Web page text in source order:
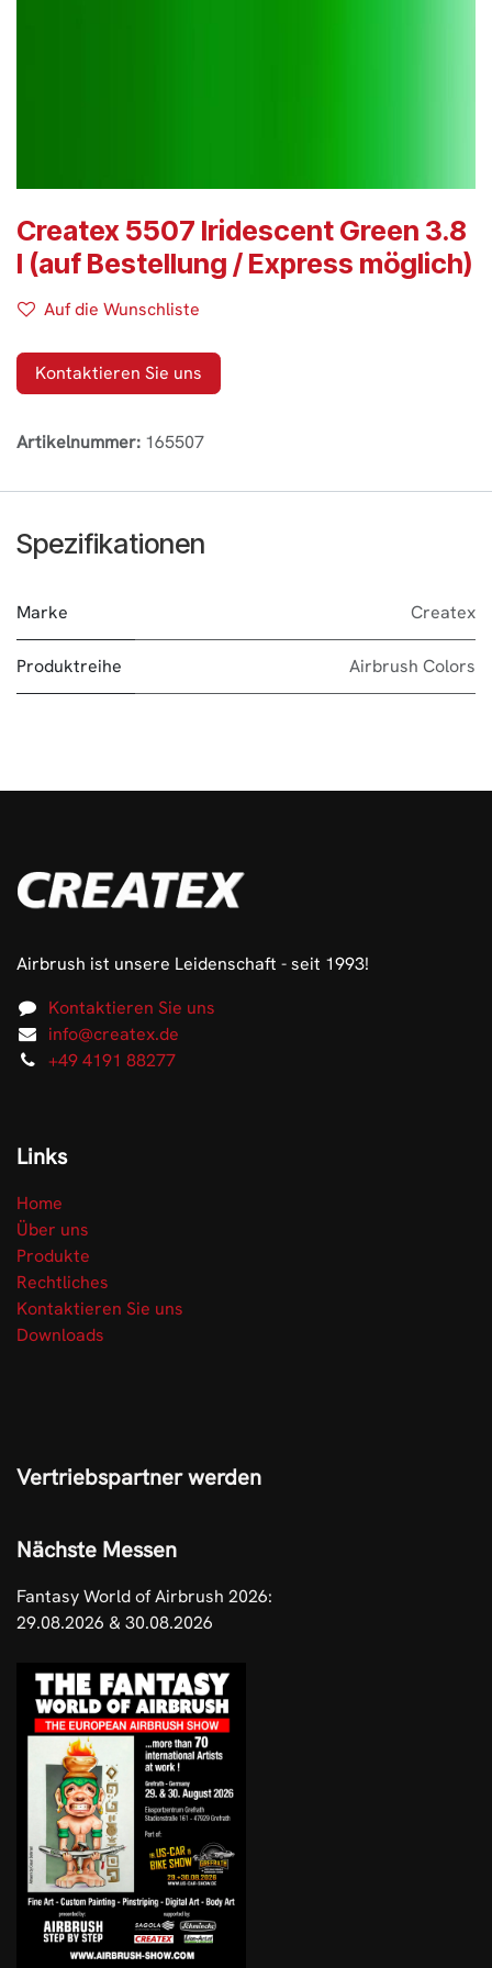
Createx 5507 Iridescent Green 3.8
l (auf Bestellung / Express möglich)
Auf die Wunschliste
Kontaktieren Sie uns
Artikelnummer: 165507
Spezifikationen
Marke Createx
Produktreihe Airbrush Colors
Airbrush ist unsere Leidenschaft - seit 1993!
Kontaktieren Sie uns
info@createx.de
+49 4191 88277
Links
Home
Über uns
Produkte
Rechtliches
Kontaktieren Sie uns
Downloads
Vertriebspartner werden
Nächste Messen
Fantasy World of Airbrush 2026:
29.08.2026 & 30.08.2026